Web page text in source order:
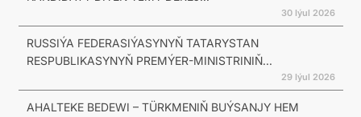
30 Iýul 2026
RUSSIÝA FEDERASIÝASYNYŇ TATARYSTAN
RESPUBLIKASYNYŇ PREMÝER-MINISTRINIŇ...
29 Iýul 2026
AHALTEKE BEDEWI – TÜRKMENIŇ BUÝSANJY HEM